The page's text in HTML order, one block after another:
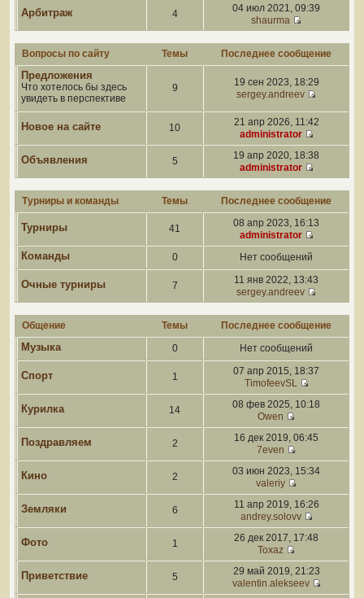
Арбитраж 4
04 июл 2021, 09:39
shaurma
Вопросы по сайту Темы Последнее сообщение
Предложения
Что хотелось бы здесь
увидеть в перспективе
9
19 сен 2023, 18:29
sergey.andreev
Новое на сайте 10
21 апр 2026, 11:42
administrator
Объявления 5
19 апр 2020, 18:38
administrator
Турниры и команды Темы Последнее сообщение
Турниры 41
08 апр 2023, 16:13
administrator
Команды 0 Нет сообщений
Очные турниры 7
11 янв 2022, 13:43
sergey.andreev
Общение Темы Последнее сообщение
Музыка 0 Нет сообщений
Спорт 1
07 апр 2015, 18:37
TimofeevSL
Курилка 14
08 фев 2025, 10:18
Owen
Поздравляем 2
16 дек 2019, 06:45
7even
Кино 2
03 июн 2023, 15:34
valeriy
Земляки 6
11 апр 2019, 16:26
andrey.solovv
Фото 1
26 дек 2017, 17:48
Toxaz
Приветствие 5
29 май 2019, 21:23
valentin.alekseev